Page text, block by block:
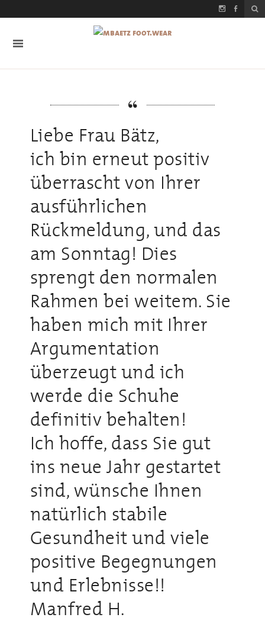
Liebe Frau Bätz,
ich bin erneut positiv
überrascht von Ihrer
ausführlichen
Rückmeldung, und das
am Sonntag! Dies
sprengt den normalen
Rahmen bei weitem. Sie
haben mich mit Ihrer
Argumentation
überzeugt und ich
werde die Schuhe
definitiv behalten!
Ich hoffe, dass Sie gut
ins neue Jahr gestartet
sind, wünsche Ihnen
natürlich stabile
Gesundheit und viele
positive Begegnungen
und Erlebnisse!!
Manfred H.